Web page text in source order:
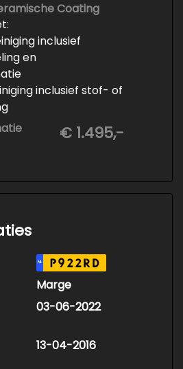
Coating
inclusief
en
inclusief stof- of
Coating (+/- 5 jaar)
€ 1.495,-
NL P922RD
Marge
03-06-2022
13-04-2016